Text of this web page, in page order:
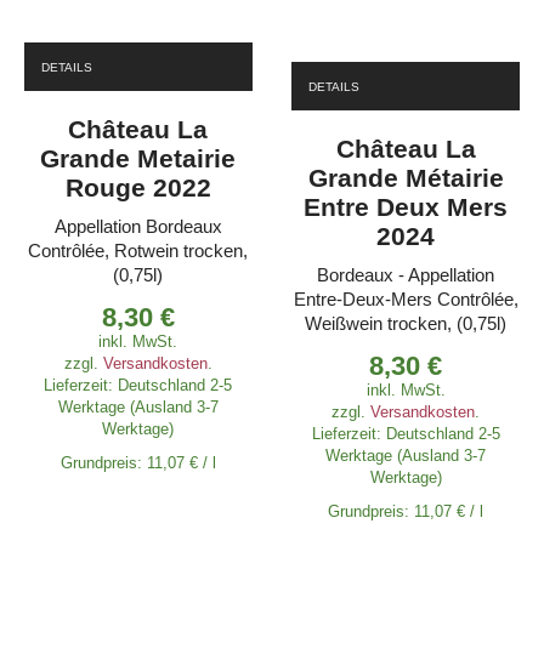
DETAILS
Château La
Grande Metairie
Rouge 2022
Appellation Bordeaux
Contrôlée, Rotwein trocken,
(0,75l)
8,30 €
inkl. MwSt.
zzgl. Versandkosten.
Lieferzeit: Deutschland 2-5
Werktage (Ausland 3-7
Werktage)
Grundpreis: 11,07 €/
DETAILS
Château La
Grande Métairie
Entre Deux Mers
2024
Bordeaux - Appellation
Entre-Deux-Mers Contrôlée,
Weißwein trocken, (0,75l)
8,30€
inkl. MwSt.
zzgl.Versandkosten.
Lieferzeit: Deutschland 2-5
Werktage (Ausland 3-7
Werktage)
Grundpreis: 11,07€ /